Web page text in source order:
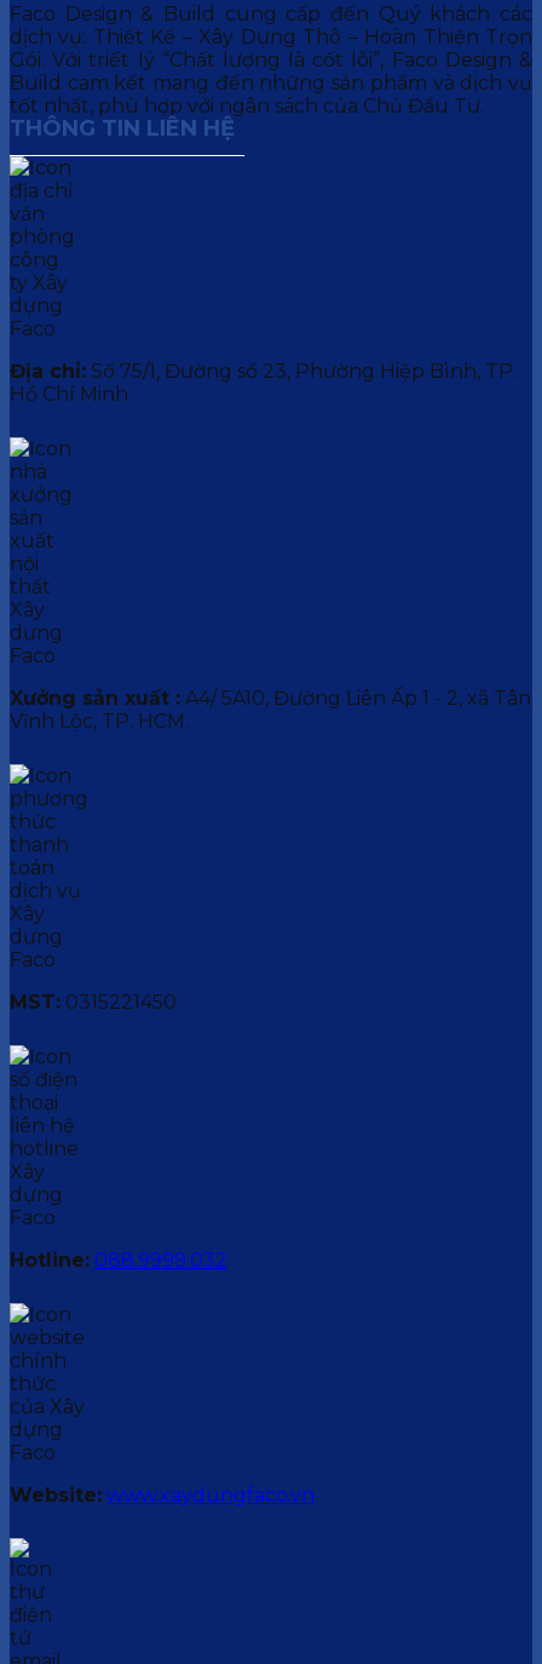
Faco Design & Build cung cấp đến Quý khách các
dịch vụ: Thiết Kế – Xây Dựng Thô – Hoàn Thiện Trọn
Gói. Với triết lý “Chất lượng là cốt lõi”, Faco Design &
Build cam kết mang đến những sản phẩm và dịch vụ
tốt nhất, phù hợp với ngân sách của Chủ Đầu Tư.
THÔNG TIN LIÊN HỆ
Địa chỉ: Số 75/1, Đường số 23, Phường Hiệp Bình, TP.
Hồ Chí Minh
Xưởng sản xuất : A4/ 5A10, Đường Liên Ấp 1 - 2, xã Tân
Vĩnh Lộc, TP. HCM.
MST: 0315221450
Hotline: 088.9999.032
Website: www.xaydungfaco.vn